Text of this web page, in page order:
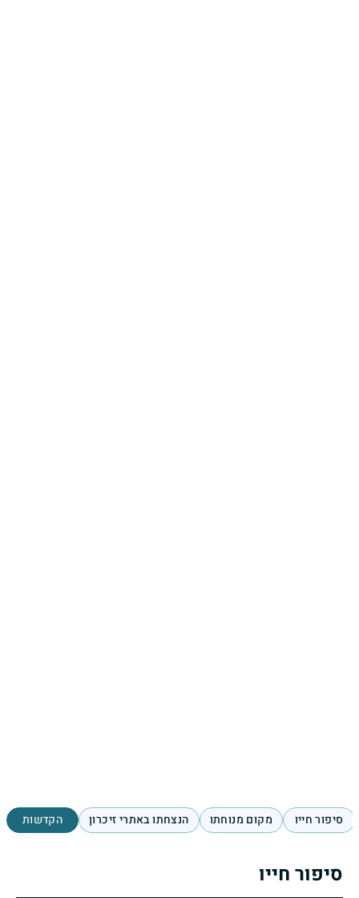
סיפור חייו מקום מנוחתו הנצחתו באתרי זיכרון הקדשות
סיפור חייו